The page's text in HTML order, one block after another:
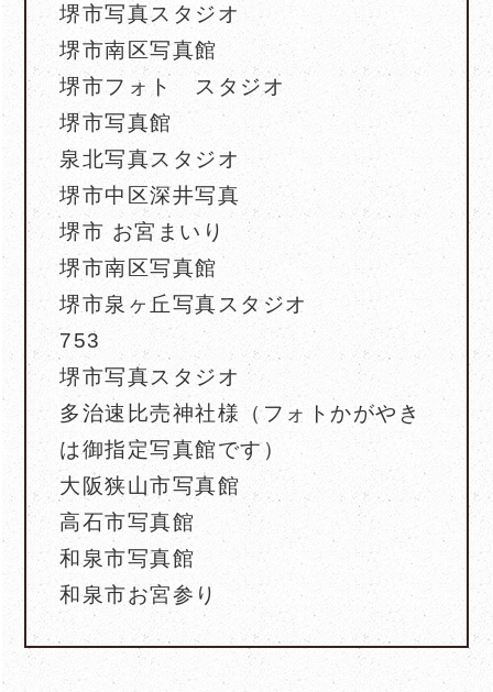
堺市写真スタジオ
堺市南区写真館
堺市フォト スタジオ
堺市写真館
泉北写真スタジオ
堺市中区深井写真
堺市 お宮まいり
堺市南区写真館
堺市泉ヶ丘写真スタジオ
753
堺市写真スタジオ
多治速比売神社様（フォトかがやき
は御指定写真館です）
大阪狭山市写真館
高石市写真館
和泉市写真館
和泉市お宮参り